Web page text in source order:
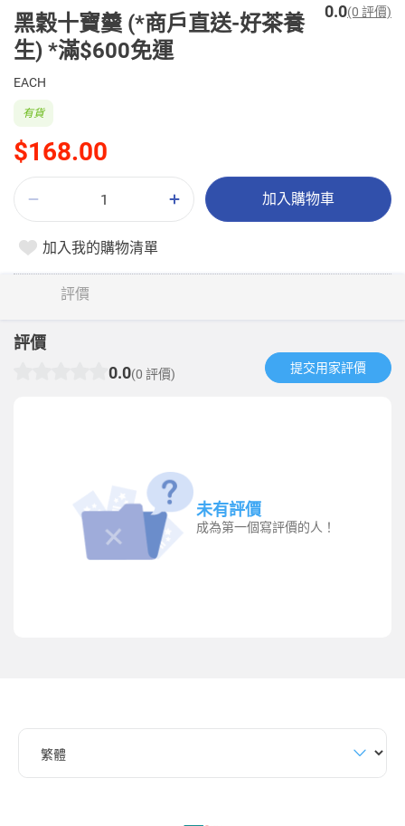
黑穀十寶羹 (*商戶直送-好茶養
生) *滿$600免運
0.0(0 評價)
EACH
$168.00
有貨
加入購物車
加入我的購物清單
評價
評價
0.0(0 評價) 提交用家評價​
未有評價
成為第一個寫評價的人！